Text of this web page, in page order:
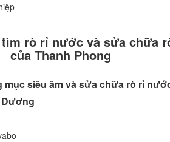
rò rỉ nước và sửa chữa
của Thanh Phong
mục siêu âm và sửa chữa rò rỉ